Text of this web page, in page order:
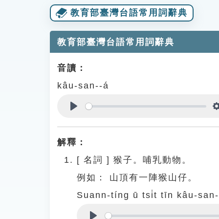
教育部臺灣台語常用詞辭典
教育部臺灣台語常用詞辭典
音讀：
kâu-san--á
解釋：
[ 名詞 ] 猴子。哺乳動物。
例如：
山頂有一陣猴山仔。
Suann-tíng ū tsi̍t tīn kâu-